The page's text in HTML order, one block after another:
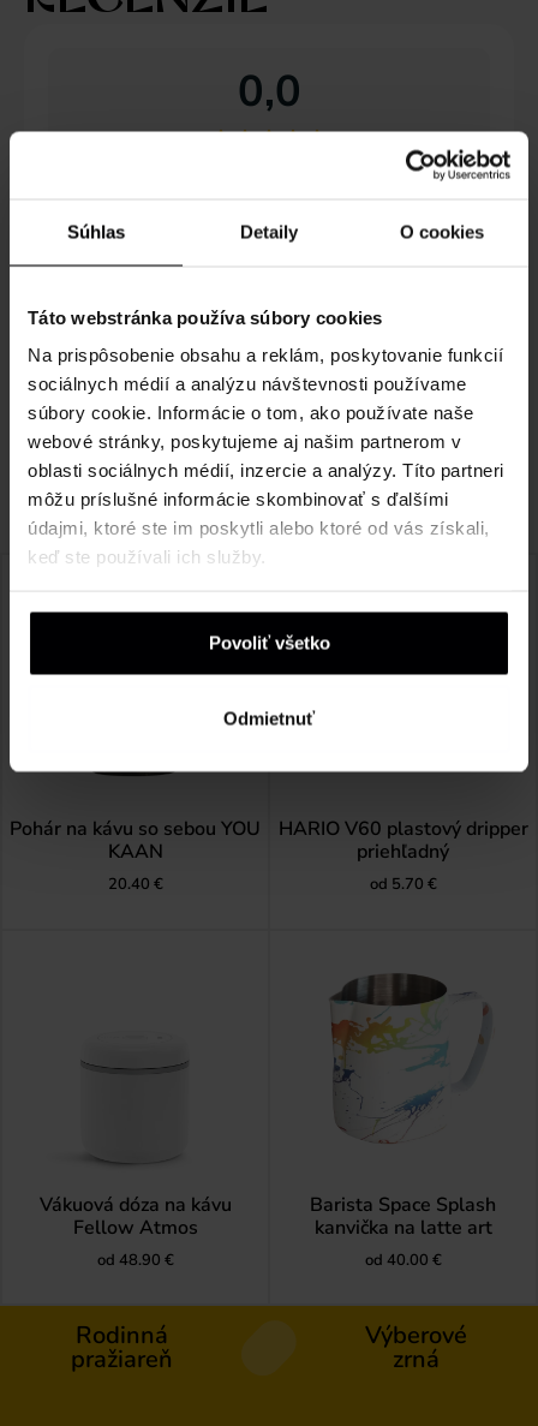
Súhlas Detaily O cookies
Táto webstránka používa súbory cookies
Na prispôsobenie obsahu a reklám, poskytovanie funkcií
sociálnych médií a analýzu návštevnosti používame
súbory cookie. Informácie o tom, ako používate naše
webové stránky, poskytujeme aj našim partnerom v
oblasti sociálnych médií, inzercie a analýzy. Títo partneri
môžu príslušné informácie skombinovať s ďalšími
údajmi, ktoré ste im poskytli alebo ktoré od vás získali,
keď ste používali ich služby.
Povoliť všetko
Odmietnuť
0,0
5 hviezdičiek
2 hviezdičky
0%
1 hviezdička
0%
Je nám ľúto, žiadne recenzie nezodpovedajú vašim
aktuálnym výberom
Pohár na kávu so sebou YOU
KAAN
20.40 €
HARIO V60 plastový dripper
priehľadný
od 5.70 €
Vákuová dóza na kávu
Fellow Atmos
od 48.90 €
Barista Space Splash
kanvička na latte art
od 40.00 €
Rodinná
pražiareň
Výberové
zrná